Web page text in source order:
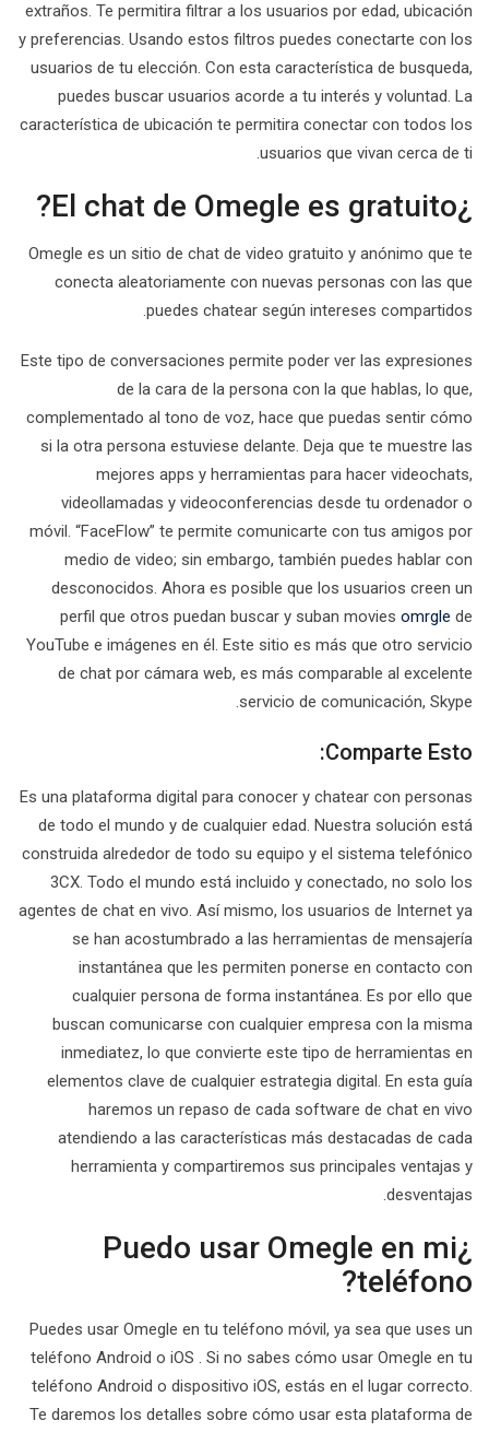
extraños. Te permitira filtrar a los usuarios por edad, ubicación
y preferencias. Usando estos filtros puedes conectarte con los
usuarios de tu elección. Con esta característica de busqueda,
puedes buscar usuarios acorde a tu interés y voluntad. La
característica de ubicación te permitira conectar con todos los
usuarios que vivan cerca de ti.
¿El chat de Omegle es gratuito?
Omegle es un sitio de chat de video gratuito y anónimo que te
conecta aleatoriamente con nuevas personas con las que
puedes chatear según intereses compartidos.
Este tipo de conversaciones permite poder ver las expresiones
de la cara de la persona con la que hablas, lo que,
complementado al tono de voz, hace que puedas sentir cómo
si la otra persona estuviese delante. Deja que te muestre las
mejores apps y herramientas para hacer videochats,
videollamadas y videoconferencias desde tu ordenador o
móvil. “FaceFlow” te permite comunicarte con tus amigos por
medio de video; sin embargo, también puedes hablar con
desconocidos. Ahora es posible que los usuarios creen un
perfil que otros puedan buscar y suban movies omrgle de
YouTube e imágenes en él. Este sitio es más que otro servicio
de chat por cámara web, es más comparable al excelente
servicio de comunicación, Skype.
Comparte Esto:
Es una plataforma digital para conocer y chatear con personas
de todo el mundo y de cualquier edad. Nuestra solución está
construida alrededor de todo su equipo y el sistema telefónico
3CX. Todo el mundo está incluido y conectado, no solo los
agentes de chat en vivo. Así mismo, los usuarios de Internet ya
se han acostumbrado a las herramientas de mensajería
instantánea que les permiten ponerse en contacto con
cualquier persona de forma instantánea. Es por ello que
buscan comunicarse con cualquier empresa con la misma
inmediatez, lo que convierte este tipo de herramientas en
elementos clave de cualquier estrategia digital. En esta guía
haremos un repaso de cada software de chat en vivo
atendiendo a las características más destacadas de cada
herramienta y compartiremos sus principales ventajas y
desventajas.
¿Puedo usar Omegle en mi
teléfono?
Puedes usar Omegle en tu teléfono móvil, ya sea que uses un
teléfono Android o iOS . Si no sabes cómo usar Omegle en tu
teléfono Android o dispositivo iOS, estás en el lugar correcto.
Te daremos los detalles sobre cómo usar esta plataforma de